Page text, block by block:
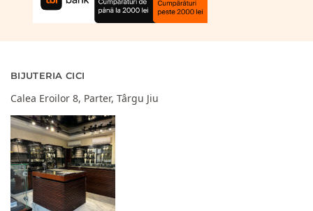
BIJUTERIA CICI
Calea Eroilor 8, Parter, Târgu Jiu